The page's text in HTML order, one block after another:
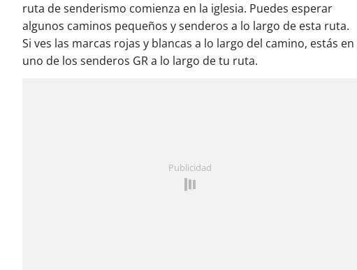
ruta de senderismo comienza en la iglesia. Puedes esperar
algunos caminos pequeños y senderos a lo largo de esta ruta.
Si ves las marcas rojas y blancas a lo largo del camino, estás en
uno de los senderos GR a lo largo de tu ruta.
Publicidad